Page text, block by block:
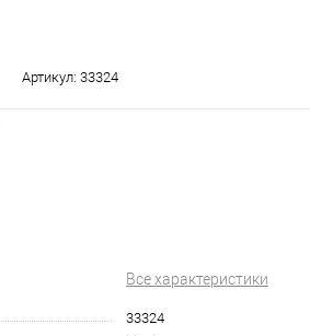
Артикул: 33324
Все характеристики
33324